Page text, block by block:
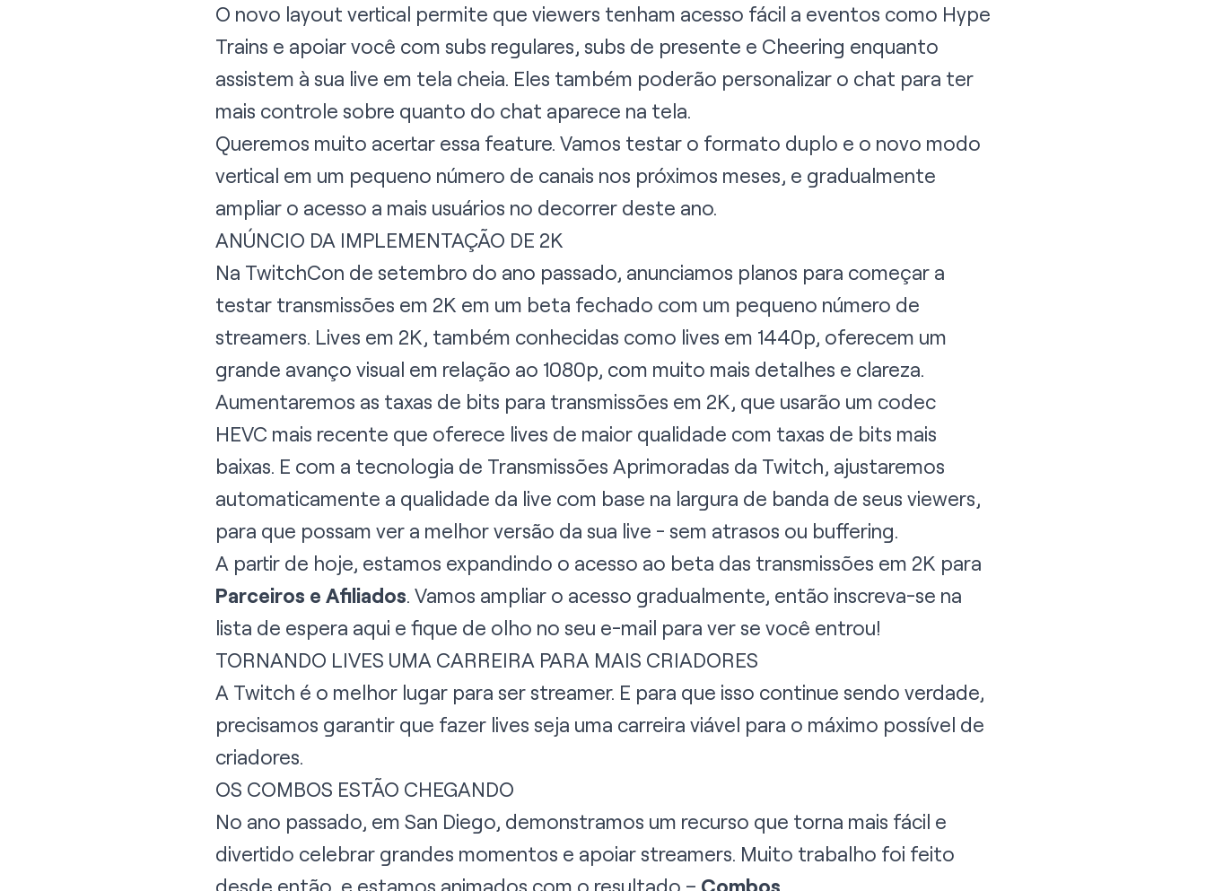
O novo layout vertical permite que viewers tenham acesso fácil a eventos como Hype
Trains e apoiar você com subs regulares, subs de presente e Cheering enquanto
assistem à sua live em tela cheia. Eles também poderão personalizar o chat para ter
mais controle sobre quanto do chat aparece na tela.
Queremos muito acertar essa feature. Vamos testar o formato duplo e o novo modo
vertical em um pequeno número de canais nos próximos meses, e gradualmente
ampliar o acesso a mais usuários no decorrer deste ano.
ANÚNCIO DA IMPLEMENTAÇÃO DE 2K
Na TwitchCon de setembro do ano passado, anunciamos planos para começar a
testar transmissões em 2K em um beta fechado com um pequeno número de
streamers. Lives em 2K, também conhecidas como lives em 1440p, oferecem um
grande avanço visual em relação ao 1080p, com muito mais detalhes e clareza.
Aumentaremos as taxas de bits para transmissões em 2K, que usarão um codec
HEVC mais recente que oferece lives de maior qualidade com taxas de bits mais
baixas. E com a tecnologia de Transmissões Aprimoradas da Twitch, ajustaremos
automaticamente a qualidade da live com base na largura de banda de seus viewers,
para que possam ver a melhor versão da sua live - sem atrasos ou buffering.
A partir de hoje, estamos expandindo o acesso ao beta das transmissões em 2K para
Parceiros e Afiliados. Vamos ampliar o acesso gradualmente, então inscreva-se na
lista de espera aqui e fique de olho no seu e-mail para ver se você entrou!
TORNANDO LIVES UMA CARREIRA PARA MAIS CRIADORES
A Twitch é o melhor lugar para ser streamer. E para que isso continue sendo verdade,
precisamos garantir que fazer lives seja uma carreira viável para o máximo possível de
criadores.
OS COMBOS ESTÃO CHEGANDO
No ano passado, em San Diego, demonstramos um recurso que torna mais fácil e
divertido celebrar grandes momentos e apoiar streamers. Muito trabalho foi feito
desde então, e estamos animados com o resultado – Combos